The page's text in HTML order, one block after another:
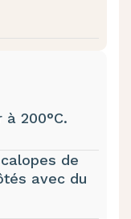
200°C.
de
avec du